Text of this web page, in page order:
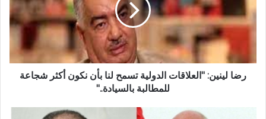
رضا لينين: "العلاقات الدولية تسمح لنا بأن نكون أكثر شجاعة
للمطالبة بالسيادة.."